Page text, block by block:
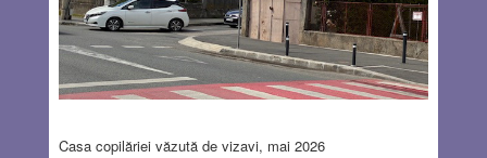
Casa copilăriei văzută de vizavi, mai 2026